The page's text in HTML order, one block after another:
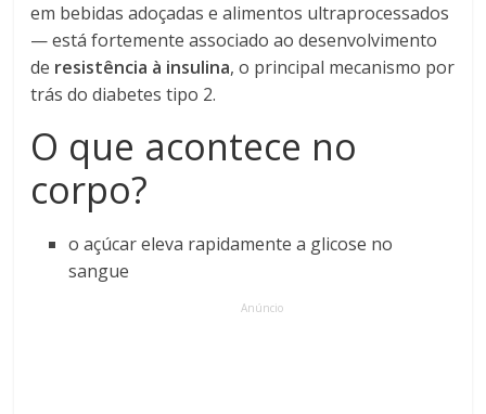
em bebidas adoçadas e alimentos ultraprocessados
— está fortemente associado ao desenvolvimento
de resistência à insulina, o principal mecanismo por
trás do diabetes tipo 2.
O que acontece no
corpo?
o açúcar eleva rapidamente a glicose no
sangue
Anúncio